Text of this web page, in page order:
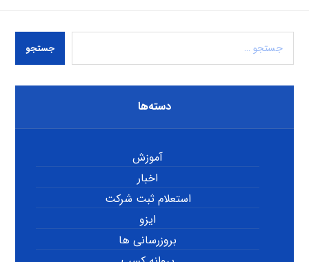
جستجو
دسته‌ها
آموزش
اخبار
استعلام ثبت شرکت
ایزو
بروزرسانی ها